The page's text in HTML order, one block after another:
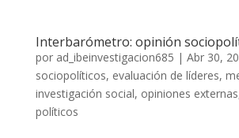
Interbarómetro: opinión
por ad_ibeinvestigacion685 | Abr 30,
sociopolíticos, evaluación de líderes,
investigación social, opiniones externas
políticos